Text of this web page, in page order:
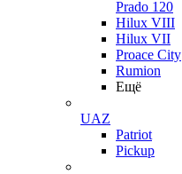
Prado 120
Hilux VIII
Hilux VII
Proace City
Rumion
Ещё
UAZ
Patriot
Pickup